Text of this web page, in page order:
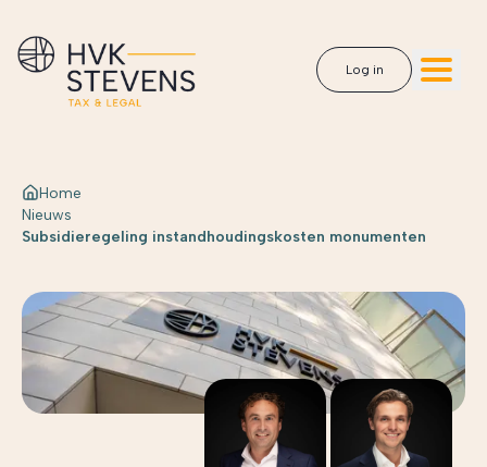
Log in
Home
Nieuws
Subsidieregeling instandhoudingskosten monumenten